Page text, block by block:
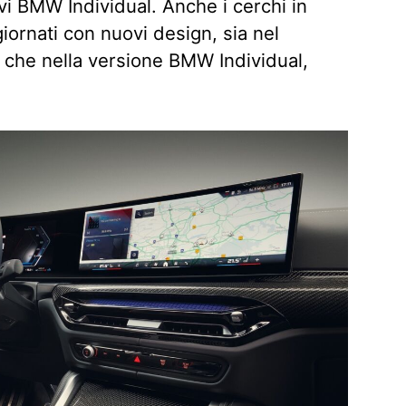
BMW Individual. Anche i cerchi in
con nuovi design, sia nel
nella versione BMW Individual,